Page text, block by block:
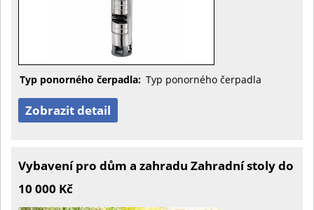
Typ ponorného čerpadla: Typ ponorného čerpadla
Zobrazit detail
Vybavení pro dům a zahradu Zahradní stoly do
10 000 Kč